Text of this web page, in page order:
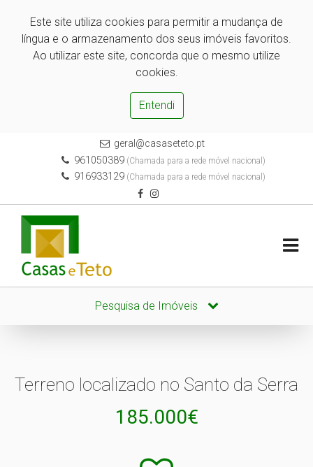
Este site utiliza cookies para permitir a mudança de
língua e o armazenamento dos seus imóveis favoritos.
Ao utilizar este site, concorda que o mesmo utilize
cookies.
Entendi
geral@casaseteto.pt
961050389 (Chamada para a rede móvel nacional)
916933129 (Chamada para a rede móvel nacional)
Pesquisa de Imóveis
Terreno localizado no Santo da Serra
185.000€